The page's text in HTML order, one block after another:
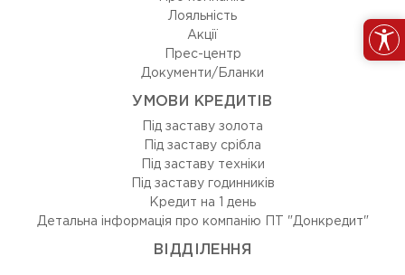
Лояльність
Акції
Прес-центр
Документи/Бланки
УМОВИ КРЕДИТІВ
Під заставу золота
Під заставу срібла
Під заставу техніки
Під заставу годинників
Кредит на 1 день
Детальна інформація про компанію ПТ "Донкредит"
ВIДДIЛЕННЯ